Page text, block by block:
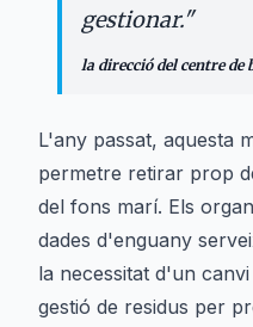
gestionar."
la direcció del centre de
L'any passat, aquesta
permetre retirar prop
del fons marí. Els
dades d'enguany
la necessitat d'un
gestió de residus per